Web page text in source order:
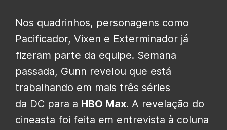
Nos quadrinhos, personagens como
Pacificador, Vixen e Exterminador já
fizeram parte da equipe. Semana
passada, Gunn revelou que está
trabalhando em mais três séries
da DC para a HBO Max. A revelação do
cineasta foi feita em entrevista à coluna